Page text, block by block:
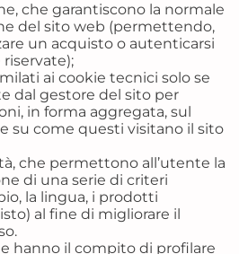
che garantiscono la normale
del sito web (permettendo,
un acquisto o autenticarsi
ai cookie tecnici solo se
dal gestore del sito per
in forma aggregata, sul
su come questi visitano il sito
che permettono all’utente la
di una serie di criteri
la lingua, i prodotti
al fine di migliorare il
hanno il compito di profilare